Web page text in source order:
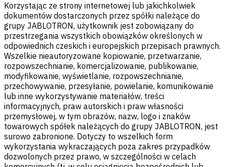
Korzystając ze strony internetowej lub jakichkolwiek
dokumentów dostarczonych przez spółki należące do
grupy JABLOTRON, użytkownik jest zobowiązany do
przestrzegania wszystkich obowiązków określonych w
odpowiednich czeskich i europejskich przepisach prawnych.
Wszelkie nieautoryzowane kopiowanie, przetwarzanie,
rozpowszechnianie, komercjalizowanie, publikowanie,
modyfikowanie, wyświetlanie, rozpowszechnianie,
przechowywanie, przesyłanie, powielanie, komunikowanie
lub inne wykorzystywanie materiałów, treści
informacyjnych, praw autorskich i praw własności
przemysłowej, w tym obrazów, nazw, logo i znaków
towarowych spółek należących do grupy JABLOTRON, jest
surowo zabronione. Dotyczy to wszelkich form
wykorzystania wykraczających poza zakres przypadków
dozwolonych przez prawo, w szczególności w celach